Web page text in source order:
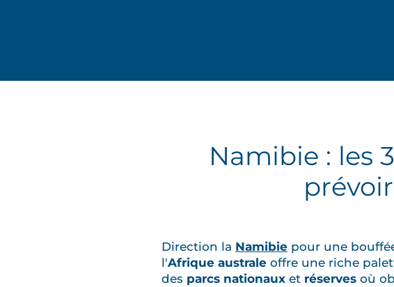
Namibie : les
Direction la Namibie pour une
l'Afrique australe offre une riche
des parcs nationaux et réserves où